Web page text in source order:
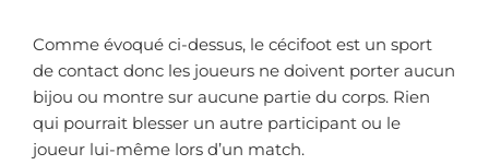
Comme évoqué ci-dessus, le cécifoot est un sport
de contact donc les joueurs ne doivent porter aucun
bijou ou montre sur aucune partie du corps. Rien
qui pourrait blesser un autre participant ou le
joueur lui-même lors d’un match.